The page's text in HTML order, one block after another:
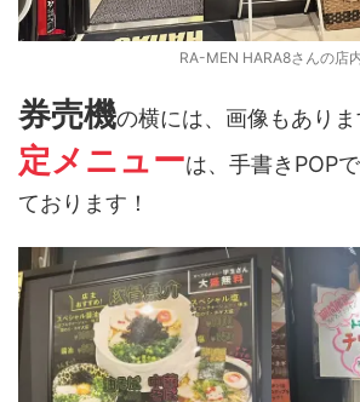
RA-MEN HARA8さんの店
券売機の横には、画像もありま
定メニューは、手書きPOP
ております！